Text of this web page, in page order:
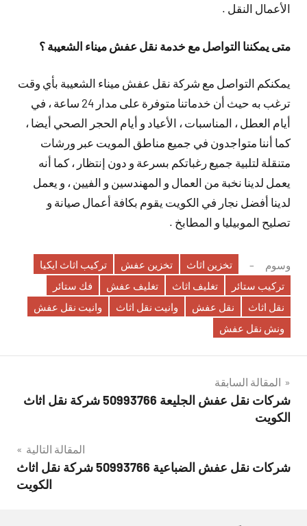
الأعمال النقل .
متى يمكننا التواصل مع خدمة نقل عفش ميناء الشعيبة ؟
يمكنكم التواصل مع شركة نقل عفش ميناء الشعيبة بأي وقت
ترغب به حيث أن خدماتنا متوفرة على مدار 24 ساعة ، في
أيام العطل ، المناسبات ، الأعياد و أيام الحجر الصحي أيضا ،
كما أننا متواجدون في جميع مناطق المويت عبر ورشات
متنقلة لتلبية جميع رغباتكم بسرعة و دون إنتظار ، كما أنه
يعمل لدينا نخبة من العمال و المهندسين و الفيين ، و يعمل
لدينا أفضل نجار في الكويت يقوم بكافة أعمال صيانة و
تصليح الموبيليا و المطابخ .
وسوم تخزين اثاث تخزين عفش
تركيب اثاث ايكيا
تركيب ستائر
تغليف اثاث تغليف عفش
فك ستائر
نقل اثاث
نقل عفش وانيت نقل اثاث
وانيت نقل عفش
ونش نقل عفش
تصفّح
المقالات
المقالة السابقة
شركات نقل عفش الجليعة 50993766 شركة نقل اثاث
الكويت
المقالة التالية
شركات نقل عفش الضباعية 50993766 شركة نقل اثاث
الكويت